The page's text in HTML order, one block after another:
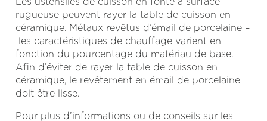
rugueuse peuvent rayer la table de cuisson en
céramique. Métaux revêtus d’émail de porcelaine –
les caractéristiques de chauffage varient en
fonction du pourcentage du matériau de base.
Afin d’éviter de rayer la table de cuisson en
céramique, le revêtement en émail de porcelaine
doit être lisse.
Pour plus d’informations ou de conseils sur les